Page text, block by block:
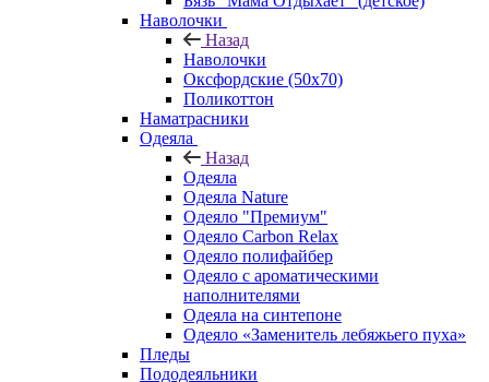
Наволочки
Назад
Наволочки
Оксфордские (50х70)
Поликоттон
Наматрасники
Одеяла
Назад
Одеяла
Одеяла Nature
Одеяло "Премиум"
Одеяло Carbon Relax
Одеяло полифайбер
Одеяло с ароматическими
наполнителями
Одеяла на синтепоне
Одеяло «Заменитель лебяжьего пуха»
Пледы
Пододеяльники